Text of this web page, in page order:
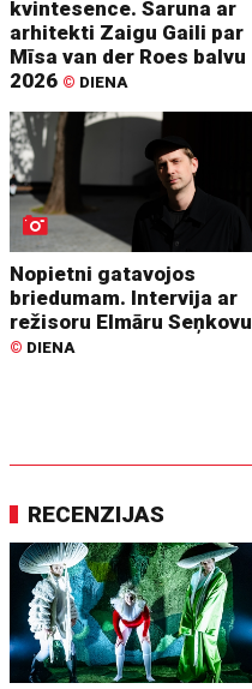
kvintesence. Saruna ar
arhitekti Zaigu Gaili par
Mīsa van der Roes balvu
2026 © DIENA
Nopietni gatavojos
briedumam. Intervija ar
režisoru Elmāru Seņkovu
© DIENA
RECENZIJAS